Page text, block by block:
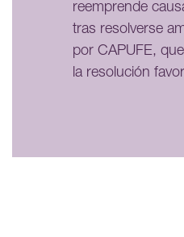
reemprende
tras resolverse
por CAPUFE,
la resolución